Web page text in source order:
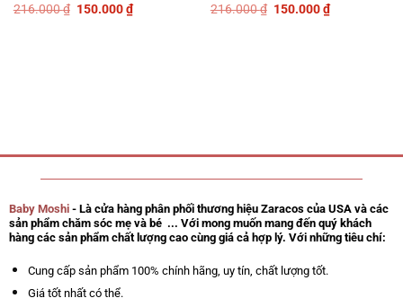
Được
216.000₫ Giá
150.000₫Giá
hiện
Được
216.000₫ Giá
150.000₫Giá
hiện
Baby Moshi- Là cửa hàng phân phối thương hiệu Zaracos của USA và các
sản phẩm chăm sóc mẹ và bé ... Với mong muốn mang đến quý khách
hàng các sản phẩm chất lượng cao cùng giá cả hợp lý. Với những tiêu chí:
Cung cấp sản phẩm 100% chính hãng, uy tín, chất lượng tốt.
Giá tốt nhất có thể.